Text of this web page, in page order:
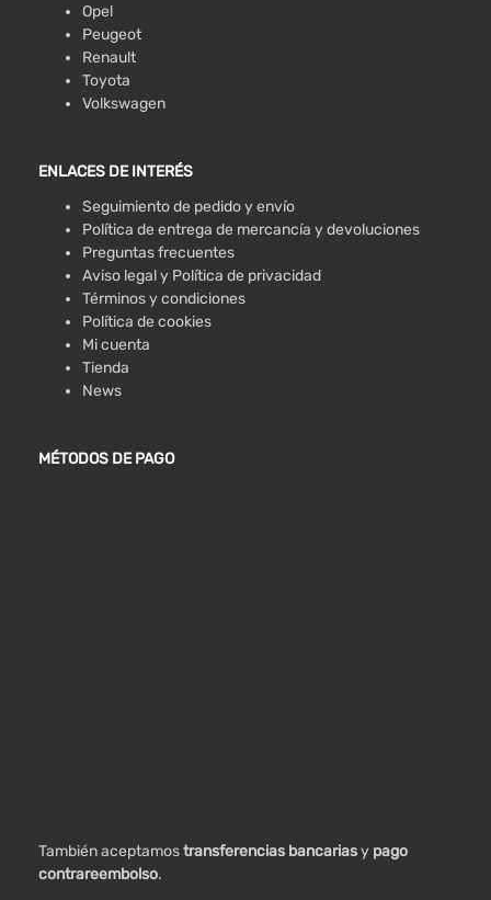
Opel
Peugeot
Renault
Toyota
Volkswagen
ENLACES DE INTERÉS
Seguimiento de pedido y envío
Política de entrega de mercancía y devoluciones
Preguntas frecuentes
Aviso legal y Política de privacidad
Términos y condiciones
Política de cookies
Mi cuenta
Tienda
News
MÉTODOS DE PAGO
También aceptamostransferencias bancariasy pago
contrareembolso.